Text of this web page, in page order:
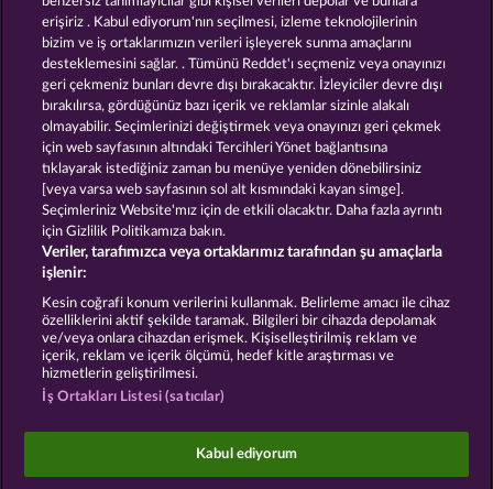
GOLDEN EI OF
MOORHUHN
FOREVER
DIAMONDS
Bütün oyunları göster
Hüküm ve Koşullar
Gizlilik ve Çerez Bildirimi Künye Şirket
SSS
İptal talebini gönder
Sosyal casino oyunları sadece eğlence amaçlıdır ve
gerçek parayla oynanan kumar oyunlarında
erişiriz . Kabul ediyorum'nın seçilmesi, izleme teknolojilerinin
bizim ve iş ortaklarımızın verileri işleyerek sunma amaçlarını
desteklemesini sağlar. . Tümünü Reddet'ı seçmeniz veya onayınızı
geri çekmeniz bunları devre dışı bırakacaktır. İzleyiciler devre dışı
bırakılırsa, gördüğünüz bazı içerik ve reklamlar sizinle alakalı
olmayabilir. Seçimlerinizi değiştirmek veya onayınızı geri çekmek
için web sayfasının altındaki Tercihleri Yönet bağlantısına
tıklayarak istediğiniz zaman bu menüye yeniden dönebilirsiniz
[veya varsa web sayfasının sol alt kısmındaki kayan simge].
Seçimleriniz Website'mız için de etkili olacaktır. Daha fazla ayrıntı
için Gizlilik Politikamıza bakın.
Veriler, tarafımızca veya ortaklarımız tarafından şu amaçlarla
işlenir:
Kesin coğrafi konum verilerini kullanmak. Belirleme amacı ile cihaz
özelliklerini aktif şekilde taramak. Bilgileri bir cihazda depolamak
ve/veya onlara cihazdan erişmek. Kişiselleştirilmiş reklam ve
içerik, reklam ve içerik ölçümü, hedef kitle araştırması ve
hizmetlerin geliştirilmesi.
İş Ortakları Listesi (satıcılar)
Kabul ediyorum